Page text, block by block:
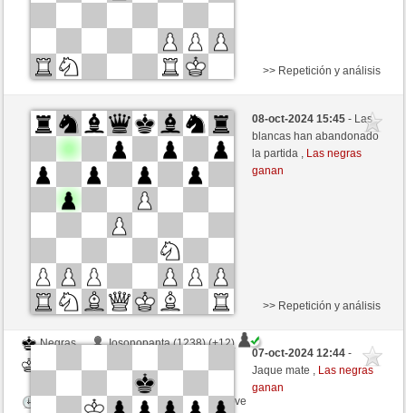
Negras
Wumpus (1307) (+8)
Blancas
robpreve (1118) (-22)
Tiempo: 5 minutes/side + 2 seconds/move
Esta partida es por puntos
>> Repetición y análisis
08-oct-2024 15:45- Las
blancas han abandonado
la partida , Las negras
ganan
Negras
Iosonopanta (1238) (+12)
Tiempo: 6 minutes/side + 5 seconds/move
>> Repetición y análisis
07-oct-2024 12:44-
Jaque mate , Las negras
ganan